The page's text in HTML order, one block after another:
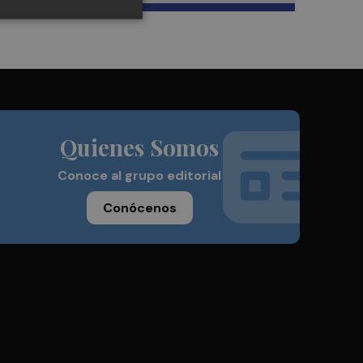
Quienes Somos
Conoce al grupo editorial
Conócenos